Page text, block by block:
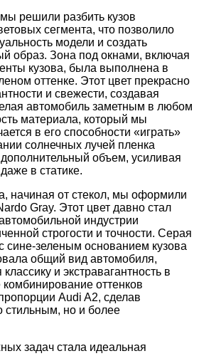
решили разбить кузов
сегмента, что позволило
модели и создать
образ. Зона под окнами, включая
кузова, была выполнена в
оттенке. Этот цвет прекрасно
и свежести, создавая
автомобиль заметным в любом
материала, который мы
в его способности «играть»
солнечных лучей пленка
объем, усиливая
в статике.
начиная от стекол, мы оформили
Gray. Этот цвет давно стал
индустрии
строгости и точности. Серая
сине-зеленым основанием кузова
общий вид автомобиля,
и экстравагантность в
оттенков
Audi A2, сделав
стильным, но и более
задач стала идеальная